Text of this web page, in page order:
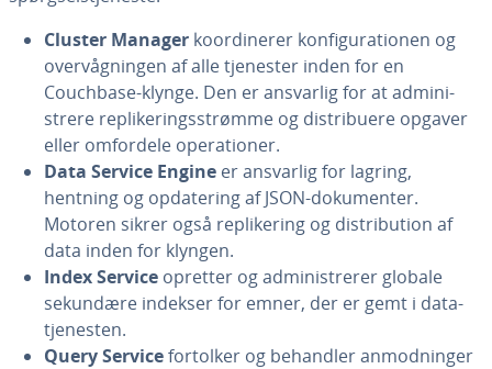
Cluster Manager ko­or­di­ne­rer kon­fi­gu­ra­tio­nen og
over­våg­nin­gen af alle tjenester inden for en
Couchbase-klynge. Den er ansvarlig for at ad­mi­ni­
stre­re repli­ke­rings­strøm­me og di­stri­bu­e­re opgaver
eller omfordele ope­ra­tio­ner.
Data Service Engine er ansvarlig for lagring,
hentning og op­da­te­ring af JSON-do­ku­men­ter.
Motoren sikrer også repli­ke­ring og di­stri­bu­tion af
data inden for klyngen.
Index Service opretter og ad­mi­ni­stre­rer globale
sekundære indekser for emner, der er gemt i da­ta­
tje­ne­sten.
Query Servicefortolker og behandler an­mod­nin­ger